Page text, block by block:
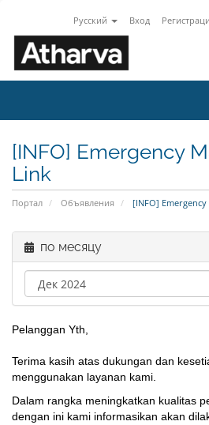
Русский Вход
[INFO] Emergency
Link
Портал Объявления [INFO]
по месяцу
Pelanggan Yth,
Terima kasih atas dukungan dan
menggunakan layanan kami.
Dalam rangka meningkatkan kualitas
dengan ini kami informasikan akan